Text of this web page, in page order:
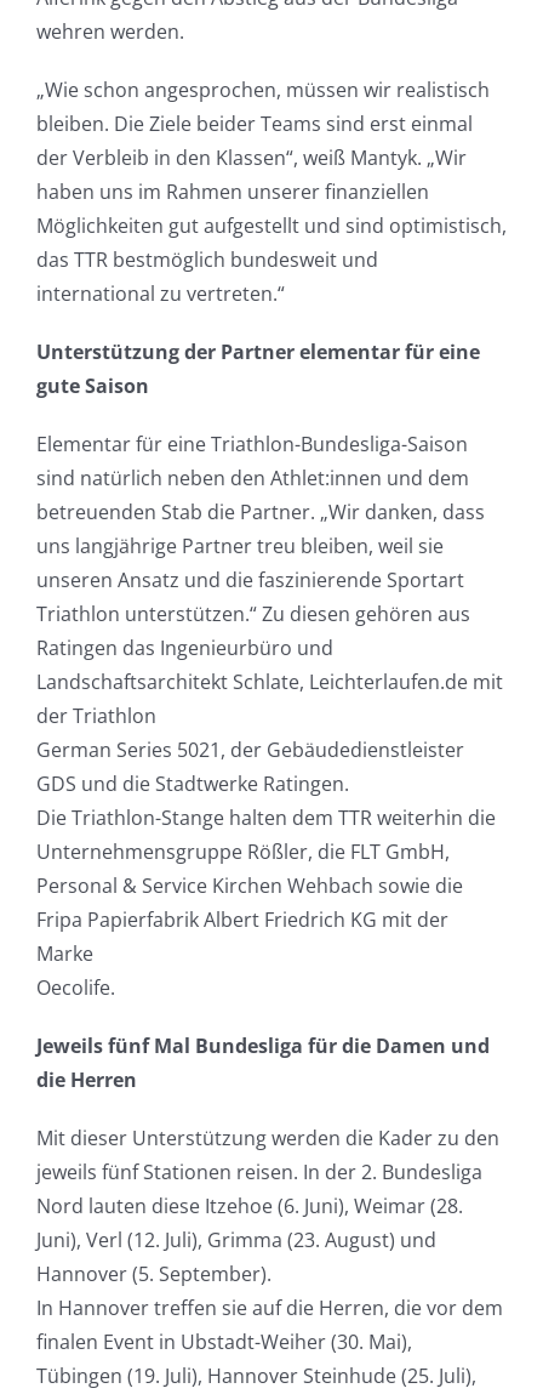
wehren werden.
„Wie schon angesprochen, müssen wir realistisch
bleiben. Die Ziele beider Teams sind erst einmal
der Verbleib in den Klassen“, weiß Mantyk. „Wir
haben uns im Rahmen unserer finanziellen
Möglichkeiten gut aufgestellt und sind optimistisch,
das TTR bestmöglich bundesweit und
international zu vertreten.“
Unterstützung der Partner elementar für eine
gute Saison
Elementar für eine Triathlon-Bundesliga-Saison
sind natürlich neben den Athlet:innen und dem
betreuenden Stab die Partner. „Wir danken, dass
uns langjährige Partner treu bleiben, weil sie
unseren Ansatz und die faszinierende Sportart
Triathlon unterstützen.“ Zu diesen gehören aus
Ratingen das Ingenieurbüro und
Landschaftsarchitekt Schlate, Leichterlaufen.de mit
der Triathlon
German Series 5021, der Gebäudedienstleister
GDS und die Stadtwerke Ratingen.
Die Triathlon-Stange halten dem TTR weiterhin die
Unternehmensgruppe Rößler, die FLT GmbH,
Personal & Service Kirchen Wehbach sowie die
Fripa Papierfabrik Albert Friedrich KG mit der
Marke
Oecolife.
Jeweils fünf Mal Bundesliga für die Damen und
die Herren
Mit dieser Unterstützung werden die Kader zu den
jeweils fünf Stationen reisen. In der 2. Bundesliga
Nord lauten diese Itzehoe (6. Juni), Weimar (28.
Juni), Verl (12. Juli), Grimma (23. August) und
Hannover (5. September).
In Hannover treffen sie auf die Herren, die vor dem
finalen Event in Ubstadt-Weiher (30. Mai),
Tübingen (19. Juli), Hannover Steinhude (25. Juli),